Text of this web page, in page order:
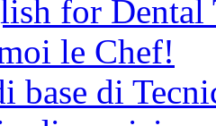
for Dental
le Chef!
base di